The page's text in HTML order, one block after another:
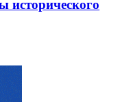
исторического